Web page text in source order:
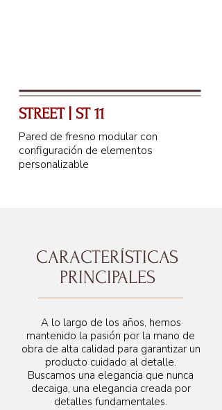
STREET | ST 11
Pared de fresno modular con
configuración de elementos
personalizable
CARACTERÍSTICAS
PRINCIPALES
A lo largo de los años, hemos
mantenido la pasión por la mano de
obra de alta calidad para garantizar un
producto cuidado al detalle.
Buscamos una elegancia que nunca
decaiga, una elegancia creada por
detalles fundamentales.